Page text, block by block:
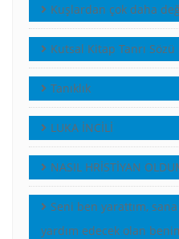
Kuşlardan çok daha
Kutsal Kitap Tanrı
Tanıklık
LUKA İNCİLİ
NASIL HRİSTİYAN
Seni ben yarattım,
yardım edecek olan